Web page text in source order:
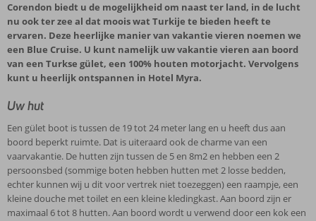
Corendon biedt u de mogelijkheid om naast ter land, in de lucht
nu ook ter zee al dat moois wat Turkije te bieden heeft te
ervaren. Deze heerlijke manier van vakantie vieren noemen we
een Blue Cruise. U kunt namelijk uw vakantie vieren aan boord
van een Turkse gület, een 100% houten motorjacht. Vervolgens
kunt u heerlijk ontspannen in Hotel Myra.
Uw hut
Een gület boot is tussen de 19 tot 24 meter lang en u heeft dus aan
boord beperkt ruimte. Dat is uiteraard ook de charme van een
vaarvakantie. De hutten zijn tussen de 5 en 8m2 en hebben een 2
persoonsbed (sommige boten hebben hutten met 2 losse bedden,
echter kunnen wij u dit voor vertrek niet toezeggen) een raampje, een
kleine douche met toilet en een kleine kledingkast. Aan boord zijn er
maximaal 6 tot 8 hutten. Aan boord wordt u verwend door een kok een